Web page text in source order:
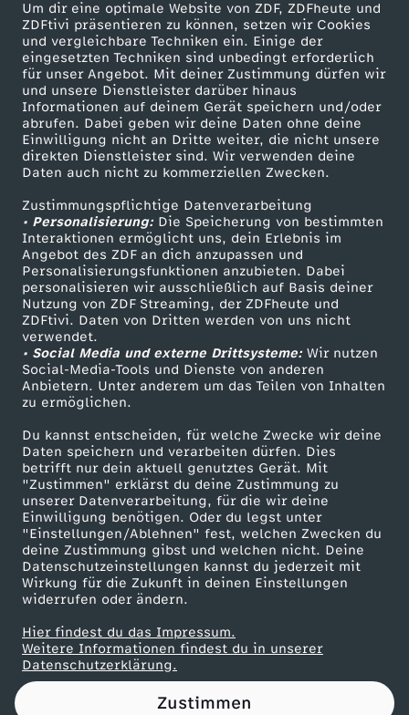
Um dir eine optimale Website von ZDF, ZDFheute und
ZDFtivi präsentieren zu können, setzen wir Cookies
und vergleichbare Techniken ein. Einige der
eingesetzten Techniken sind unbedingt erforderlich
für unser Angebot. Mit deiner Zustimmung dürfen wir
und unsere Dienstleister darüber hinaus
Informationen auf deinem Gerät speichern und/oder
abrufen. Dabei geben wir deine Daten ohne deine
Einwilligung nicht an Dritte weiter, die nicht unsere
direkten Dienstleister sind. Wir verwenden deine
Daten auch nicht zu kommerziellen Zwecken.
Zustimmungspflichtige Datenverarbeitung
• Personalisierung:Die Speicherung von bestimmten
Interaktionen ermöglicht uns, dein Erlebnis im
Angebot des ZDF an dich anzupassen und
Personalisierungsfunktionen anzubieten. Dabei
personalisieren wir ausschließlich auf Basis deiner
Nutzung von ZDF Streaming, der ZDFheute und
ZDFtivi. Daten von Dritten werden von uns nicht
verwendet.
• Social Media und externe Drittsysteme:Wir nutzen
Social-Media-Tools und Dienste von anderen
Anbietern. Unter anderem um das Teilen von Inhalten
zu ermöglichen.
Du kannst entscheiden, für welche Zwecke wir deine
Daten speichern und verarbeiten dürfen. Dies
betrifft nur dein aktuell genutztes Gerät. Mit
"Zustimmen" erklärst du deine Zustimmung zu
unserer Datenverarbeitung, für die wir deine
Einwilligung benötigen. Oder du legst unter
"Einstellungen/Ablehnen" fest, welchen Zwecken du
deine Zustimmung gibst und welchen nicht. Deine
Datenschutzeinstellungen kannst du jederzeit mit
Wirkung für die Zukunft in deinen Einstellungen
widerrufen oder ändern.
Hier findest du das Impressum.
Weitere Informationen findest du in unserer
Datenschutzerklärung.
Zustimmen
b
a
t
t
e
z
u
m
D
e
u
t
s
c
h
l
Mehr ZDF
ZDF-Apps
Smart TV
ZDFtext
Livestreams
Sendungen A-Z
TV-Programm
Service
ZDFmitreden
Kontakt zum ZDF
Tickets
Zuschauerservice
Hilfe
ZDF Unternehmen
Karriere
ZDF goes Schule
Werbefernsehen
Mainzelmännchen
Partner